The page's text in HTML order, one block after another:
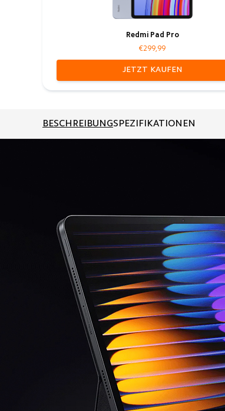
Redmi Pad Pro
€299,99
JETZT KAUFEN
BESCHREIBUNGSPEZIFIKATIONEN